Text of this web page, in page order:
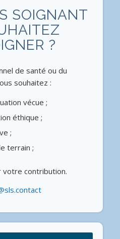
SOIGNANT
?
de santé ou du
souhaitez :
vécue ;
éthique ;
;
terrain ;
votre contribution.